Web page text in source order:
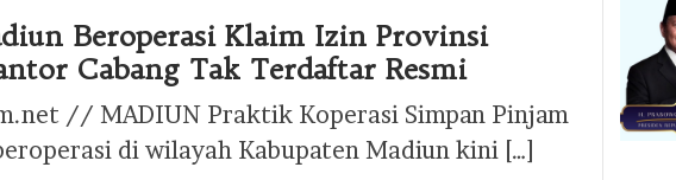
Beroperasi Klaim Izin Provinsi
Cabang Tak Terdaftar Resmi
// MADIUN Praktik Koperasi Simpan Pinjam
di wilayah Kabupaten Madiun kini […]